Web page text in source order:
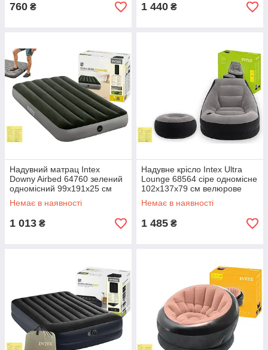
760 ₴ 1 440 ₴
Надувний матрац Intex
Downy Airbed 64760 зелений
одномісний 99х191х25 см
велюровий матрац з
вбудованим ножним насосом
Немає в наявності
1 013 ₴
Надувне крісло Intex Ultra
Lounge 68564 сіре одномісне
102х137х79 см велюрове
крісло з пуфом-підніжкою та
підсклянником
Немає в наявності
1 485 ₴